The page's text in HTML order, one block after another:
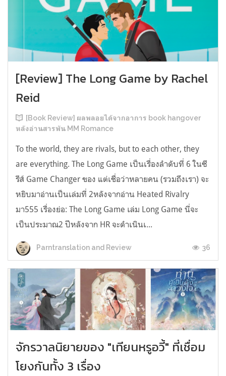
[Review] The Long Game by Rachel
Reid
[Book Review] ผลพลอยได้จากอาการ book hangover
หลังอ่านสารพัน MM Romance
To the world, they are rivals, but to each other, they
are everything. The Long Game เป็นเรื่องลำดับที่ 6 ในซี
รีส์ Game Changer ของ แต่เชื่อว่าหลายคน (รวมถึงเรา) จะ
หยิบมาอ่านเป็นเล่มที่ 2หลังจากอ่าน Heated Rivalry
มา555 เรื่องย่อ: The Long Game เล่ม Long Game นี่จะ
เป็นประมาณ2 ปีหลังจาก HR จะดำเนินเ...
Parntranslation and Review 36
จักรวาลนิยายของ "เทียนหรูอวี้" ที่เชื่อม
โยงกันทั้ง 3 เรื่อง